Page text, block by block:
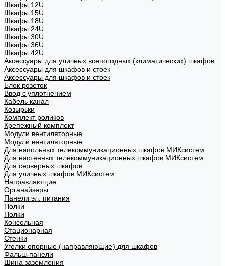
Шкафы 12U
Шкафы 15U
Шкафы 18U
Шкафы 24U
Шкафы 30U
Шкафы 36U
Шкафы 42U
Аксессуары для уличных всепогодных (климатических) шкафов
Аксессуары для шкафов и стоек
Аксессуары для шкафов и стоек
Блок розеток
Ввод с уплотнением
Кабель канал
Козырьки
Комплект роликов
Крепежный комплект
Модули вентиляторные
Модули вентиляторные
Для напольных телекоммуникационных шкафов МИКсистем
Для настенных телекоммуникационных шкафов МИКсистем
Для серверных шкафов
Для уличных шкафов МИКсистем
Направляющие
Органайзеры
Панели эл. питания
Полки
Полки
Консольная
Стационарная
Стенки
Уголки опорные (направляющие) для шкафов
Фальш-панели
Шина заземления